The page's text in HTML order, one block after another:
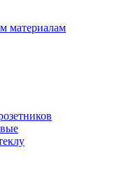
материалам